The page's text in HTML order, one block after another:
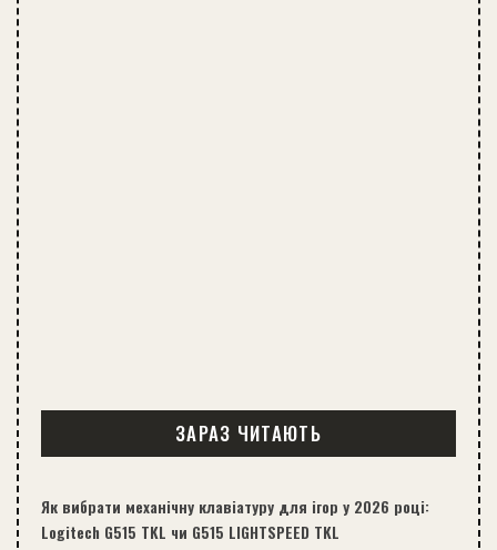
ЗАРАЗ ЧИТАЮТЬ
Як вибрати механічну клавіатуру для ігор у 2026 році:
Logitech G515 TKL чи G515 LIGHTSPEED TKL